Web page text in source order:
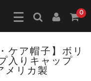
0
ケア帽子】ボリ
入りキャップ
メリカ製